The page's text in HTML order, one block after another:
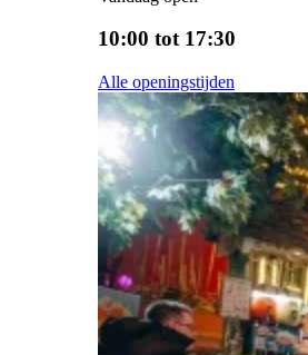
10:00 tot 17:30
Alle openingstijden